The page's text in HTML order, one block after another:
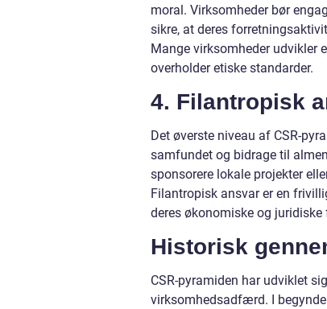
moral. Virksomheder bør
sikre, at deres
Mange virksomheder udvikler
overholder etiske standarder.
4. Filantropisk
Det øverste niveau af CSR-
samfundet og bidrage til
sponsorere lokale projekter
Filantropisk ansvar er en
deres økonomiske og juridiske
Historisk
CSR-pyramiden har udviklet
virksomhedsadfærd. I